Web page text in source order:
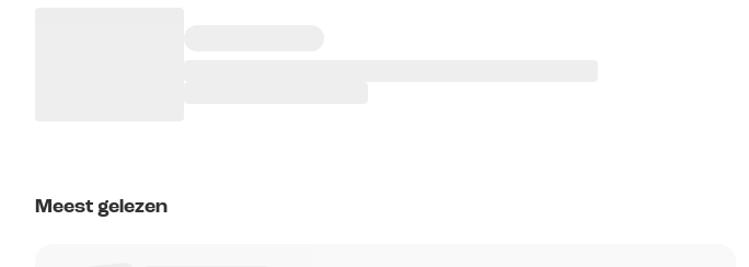
Meest gelezen